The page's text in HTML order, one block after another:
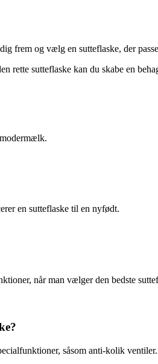
frem og vælg en sutteflaske, der
rette sutteflaske kan du skabe en
en sutteflaske til en nyfødt.
når man vælger den bedste
såsom anti-kolik ventiler.